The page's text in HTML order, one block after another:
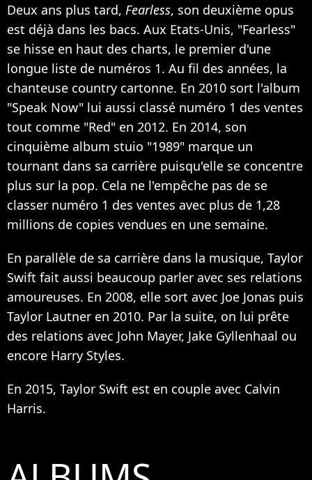
Deux ans plus tard, Fearless, son deuxième opus
est déjà dans les bacs. Aux Etats-Unis, "Fearless"
se hisse en haut des charts, le premier d'une
longue liste de numéros 1. Au fil des années, la
chanteuse country cartonne. En 2010 sort l'album
"Speak Now" lui aussi classé numéro 1 des ventes
tout comme "Red" en 2012. En 2014, son
cinquième album stuio "1989" marque un
tournant dans sa carrière puisqu'elle se concentre
plus sur la pop. Cela ne l'empêche pas de se
classer numéro 1 des ventes avec plus de 1,28
millions de copies vendues en une semaine.
En parallèle de sa carrière dans la musique, Taylor
Swift fait aussi beaucoup parler avec ses relations
amoureuses. En 2008, elle sort avec Joe Jonas puis
Taylor Lautner en 2010. Par la suite, on lui prête
des relations avec John Mayer, Jake Gyllenhaal ou
encore Harry Styles.
En 2015, Taylor Swift est en couple avec Calvin
Harris.